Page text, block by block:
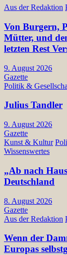
Aus der Redaktion
Von Burgern,
Mütter, und
letzten Rest
9. August 2026
Gazette
Politik &
Julius Tandler
9. August 2026
Gazette
Kunst & Kultur
Wissenswertes
„Ab nach
Deutschland
8. August 2026
Gazette
Aus der Redaktion
Wenn der
Europas